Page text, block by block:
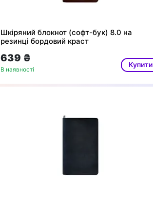
Шкіряний блокнот (софт-бук) 8.0 на
резинці бордовий краст
639 ₴
В наявності
Купити